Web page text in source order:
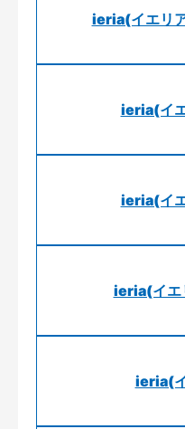
ieria(イエリ
ieria(イ
ieria(イ
ieria(イエ
ieria(